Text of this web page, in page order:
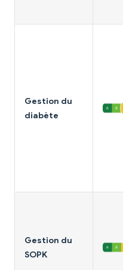
Gestion du
diabète
Gestion du
SOPK